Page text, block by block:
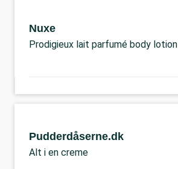
Nuxe
Prodigieux lait parfumé body lotion
Pudderdåserne.dk
Alt i en creme